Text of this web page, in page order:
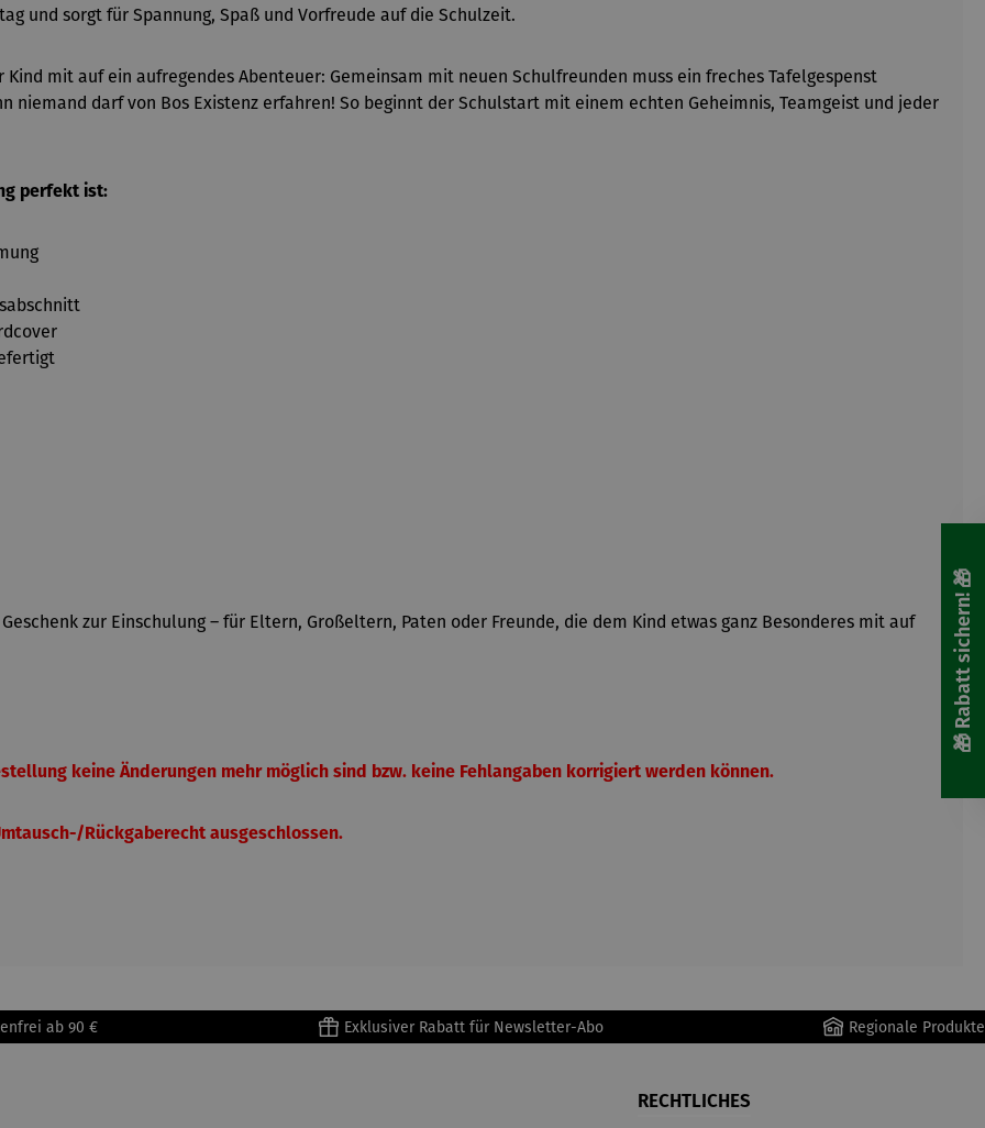
und sorgt für Spannung, Spaß und Vorfreude auf die Schulzeit.
mit auf ein aufregendes Abenteuer: Gemeinsam mit neuen Schulfreunden muss ein freches Tafelgespenst
niemand darf von Bos Existenz erfahren! So beginnt der Schulstart mit einem echten Geheimnis, Teamgeist und jeder
perfekt ist:
zur Einschulung – für Eltern, Großeltern, Paten oder Freunde, die dem Kind etwas ganz Besonderes mit auf
keine Änderungen mehr möglich sind bzw. keine Fehlangaben korrigiert werden können.
Rückgaberecht ausgeschlossen.
ab 90 € Exklusiver Rabatt für Newsletter-Abo Regionale Produkte
RECHTLICHES
🎁 Rabatt sichern! 🎁